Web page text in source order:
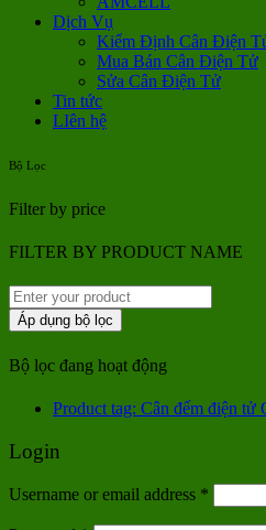
Dịch Vụ
Kiểm Định Cân Điện
Mua Bán Cân Điện Tử
Sửa Cân Điện Tử
Tin tức
LIên hệ
Bộ Lọc
Filter by price
FILTER BY PRODUCT NAME
Áp dụng bộ lọc
Bộ lọc đang hoạt động
Product tag: Cân đếm điện tử
Login
Username or email address *